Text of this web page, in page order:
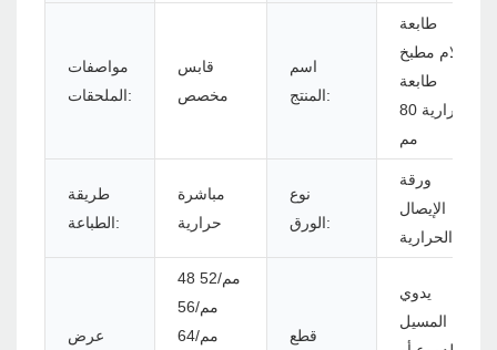
مواصفات
الملحقات:
قابس
مخصص
اسم
المنتج:
طابعة
استلام مطبخ
طابعة
حرارية 80
مم
طريقة
الطباعة:
مباشرة
حرارية
نوع
الورق:
ورقة
الإيصال
الحرارية
عرض
48 مم/52
مم/56
مم/64
قطع
يدوي
المسيل